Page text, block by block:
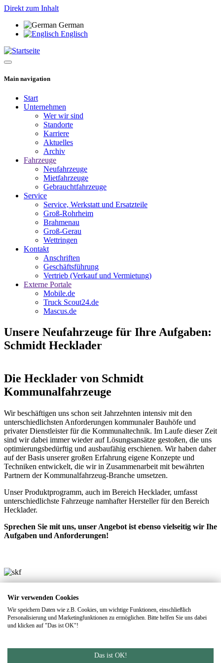
Direkt zum Inhalt
German
Englisch
Main navigation
Start
Unternehmen
Wer wir sind
Standorte
Karriere
Aktuelles
Archiv
Fahrzeuge
Neufahrzeuge
Mietfahrzeuge
Gebrauchtfahrzeuge
Service
Service, Werkstatt und Ersatzteile
Groß-Rohrheim
Brahmenau
Groß-Gerau
Wettringen
Kontakt
Anschriften
Geschäftsführung
Vertrieb (Verkauf und Vermietung)
Externe Portale
Mobile.de
Truck Scout24.de
Mascus.de
Unsere Neufahrzeuge für Ihre Aufgaben:
Schmidt Hecklader
Die Hecklader von Schmidt
Kommunalfahrzeuge
Wir beschäftigen uns schon seit Jahrzehnten intensiv mit den
unterschiedlichsten Anforderungen kommunaler Bauhöfe und
privater Dienstleister für die Kommunaltechnik. Im Laufe dieser Zeit
sind wir dabei immer wieder auf Lösungsansätze gestoßen, die uns
optimierungsbedürftig und ausbaufähig erschienen. Wir haben daher
auf der Basis unserer großen Erfahrung eigene Konzepte und
Techniken entwickelt, die wir in Zusammenarbeit mit bewährten
Partnern der Kommunalfahrzeug-Branche umsetzen.
Unser Produktprogramm, auch im Bereich Hecklader, umfasst
unterschiedlichste Fahrzeuge namhafter Hersteller für den Bereich
Hecklader.
Sprechen Sie mit uns, unser Angebot ist ebenso vielseitig wir Ihe
Aufgaben und Anforderungen!
Wir verwenden Cookies
Wir speichern Daten wie z.B. Cookies, um wichtige Funktionen, einschließlich
Personalisierung und Marketingfunktionen zu ermöglichen. Bitte helfen Sie uns dabei
und klicken auf "Das ist OK"!
Das ist OK!